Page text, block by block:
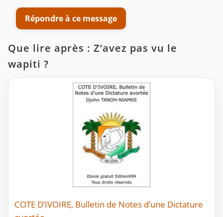
Répondre à ce message
Que lire après : Z’avez pas vu le
wapiti ?
COTE D’IVOIRE, Bulletin de Notes d’une Dictature